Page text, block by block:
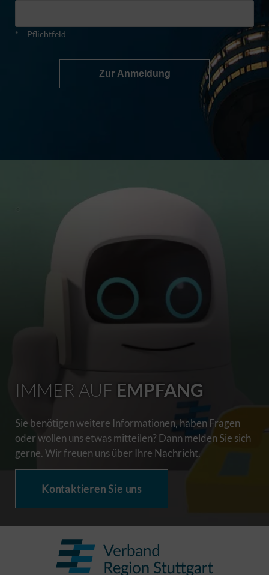
* = Pflichtfeld
Zur Anmeldung
IMMER AUF EMPFANG
Sie benötigen weitere Informationen, haben Fragen
oder wollen uns etwas mitteilen? Dann melden Sie sich
gerne. Wir freuen uns über Ihre Nachricht.
Kontaktieren Sie uns